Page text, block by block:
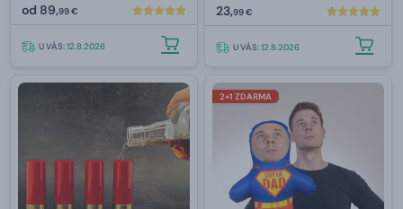
od 89,99 €
U VÁS:12.8.2026
23,99 €
U VÁS:12.8.2026
2+1 ZDARMA